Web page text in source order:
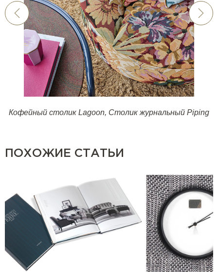
Кофейный столик Lagoon, Столик журнальный Piping
ПОХОЖИЕ СТАТЬИ